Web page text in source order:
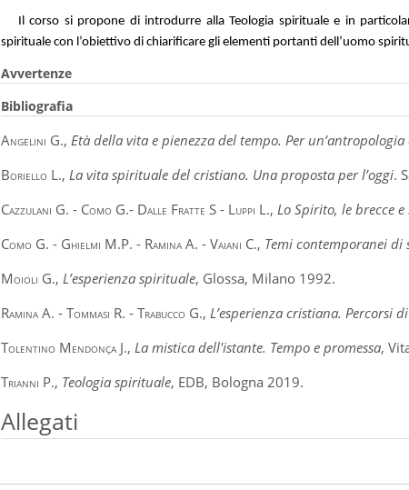
Il corso si propone di introdurre alla Teologia spirituale e in
spirituale con l’obiettivo di chiarificare gli elementi portanti dell’uomo
Avvertenze
Bibliografia
Angelini G.,Età della vita e pienezza del tempo. Per
Boriello L.,La vita spirituale del cristiano. Una proposta per l’oggi.
Cazzulani G. - Como G.- Dalle Fratte S - Luppi L.,Lo Spirito, le brecce
Como G. - Ghielmi M.P. - Ramina A. - Vaiani C., Temi contemporanei
Moioli G.,L’esperienza spirituale, Glossa, Milano 1992.
Ramina A. - Tommasi R. - Trabucco G.,L’esperienza cristiana. Percorsi
Tolentino Mendonça J.,La mistica dell'istante. Tempo e promessa,
Trianni P., Teologia spirituale, EDB, Bologna 2019.
Allegati